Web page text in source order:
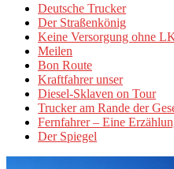
Deutsche Trucker
Der Straßenkönig
Keine Versorgung ohne
Meilen
Bon Route
Kraftfahrer unser
Diesel-Sklaven on Tour
Trucker am Rande der
Fernfahrer – Eine
Der Spiegel